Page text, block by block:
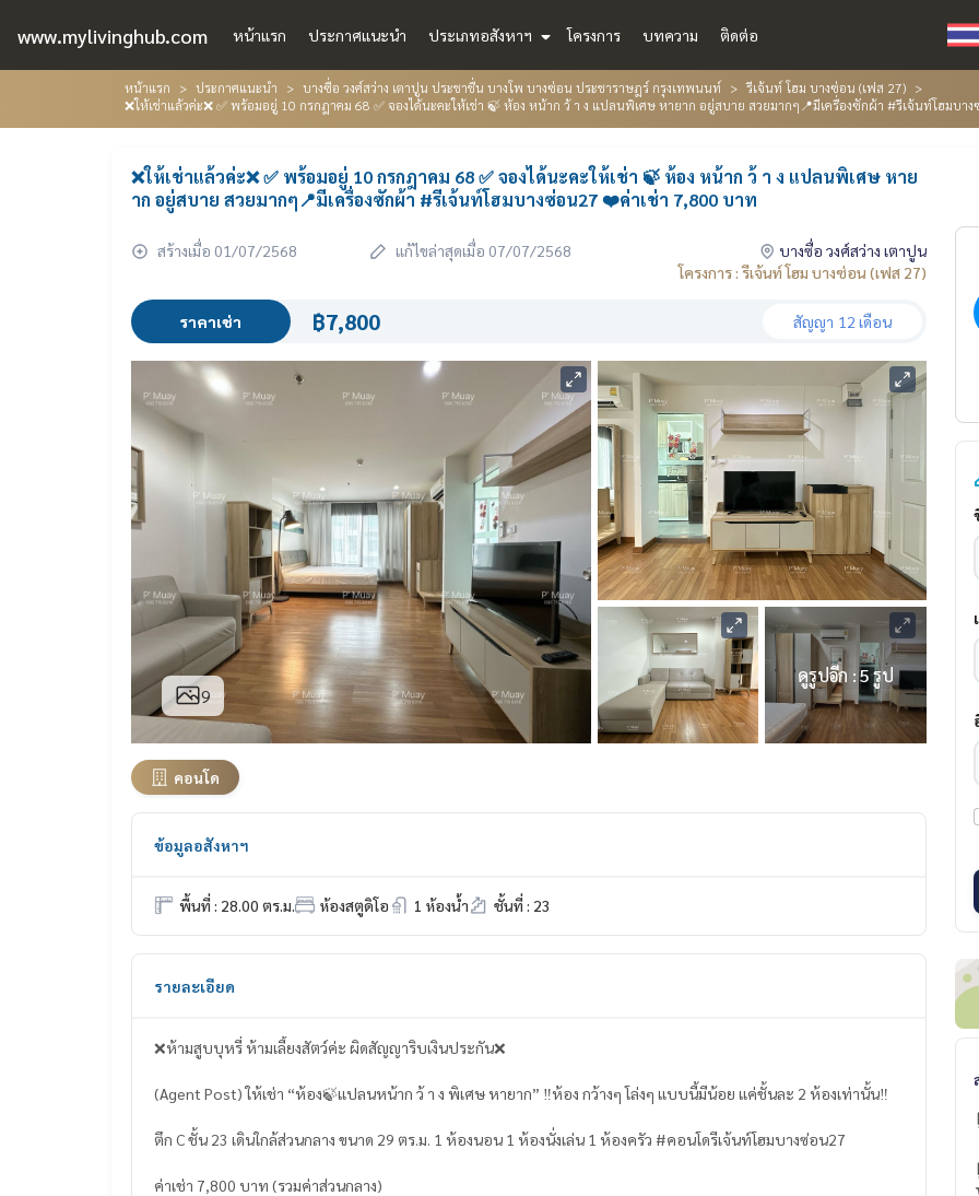
www.mylivinghub.com หน้าแรก ประกาศแนะนำ ประเภทอสังหาฯ โครงการ บทความ ติดต่อ
หน้าแรก ประกาศแนะนำ บางซื่อ วงศ์สว่าง เตาปูน ประชาชื่น บางโพ บางซ่อน ประชาราษฎร์ กรุงเทพนนท์
รีเจ้นท์ โฮม บางซ่อน (เฟส 27)
❌ให้เช่าแล้วค่ะ❌ ✅ พร้อมอยู่ 10 กรกฎาคม 68 ✅ จองได้นะคะให้เช่า 🍃 ห้อง หน้าก ว้ า ง แปลนพิเศษ หายาก อยู่สบาย สวยมากๆ📍มีเครื่องซักผ้า #รีเจ้นท์โฮมบ
❌ให้เช่าแล้วค่ะ❌ ✅ พร้อมอยู่ 10 กรกฎาคม 68 ✅ จองได้นะคะให้เช่า 🍃 ห้อง หน้าก ว้ า ง แปลนพิเศษ หาย
าก อยู่สบาย สวยมากๆ📍มีเครื่องซักผ้า #รีเจ้นท์โฮมบางซ่อน27 ❤️ค่าเช่า 7,800 บาท
สร้างเมื่อ 01/07/2568 แก้ไขล่าสุดเมื่อ 07/07/2568
บางซื่อ วงศ์สว่าง เตาปูน
โครงการ : รีเจ้นท์ โฮม บางซ่อน (เฟส 27)
ราคาเช่า ฿7,800 สัญญา 12 เดือน
9
ดูรูปอีก : 5 รูป
คอนโด
ข้อมูลอสังหาฯ
พื้นที่ : 28.00 ตร.ม. ห้องสตูดิโอ 1 ห้องน้ำ ชั้นที่ : 23
รายละเอียด
❌ห้ามสูบบุหรี่ ห้ามเลี้ยงสัตว์ค่ะ ผิดสัญญาริบเงินประกัน❌
(Agent Post) ให้เช่า “ห้อง🍃แปลนหน้าก ว้ า ง พิเศษ หายาก” ‼️ห้อง กว้างๆ โล่งๆ แบบนี้มีน้อย แค่ชั้นละ 2 ห้องเท่านั้น‼️
ตึก C ชั้น 23 เดินใกล้ส่วนกลาง ขนาด 29 ตร.ม. 1 ห้องนอน 1 ห้องนั่งเล่น 1 ห้องครัว #คอนโดรีเจ้นท์โฮมบางซ่อน27
ค่าเช่า 7,800 บาท (รวมค่าส่วนกลาง)